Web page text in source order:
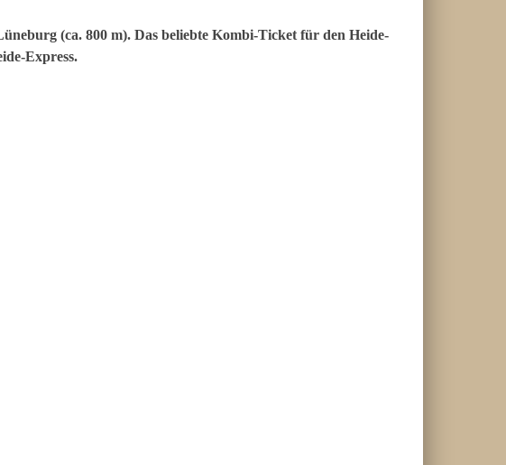
(ca. 800 m). Das beliebte Kombi-Ticket für den Heide-
Express.